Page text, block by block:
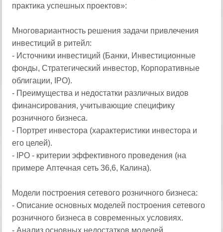
практика успешных проектов»:
Многовариантность решения задачи привлечения
инвестиций в ритейл:
- Источники инвестиций (Банки, Инвестиционные
фонды, Стратегический инвестор, Корпоративные
облигации, IPO).
- Преимущества и недостатки различных видов
финансирования, учитывающие специфику
розничного бизнеса.
- Портрет инвестора (характеристики инвестора и
его целей).
- IPO - критерии эффективного проведения (на
примере Аптечная сеть 36,6, Калина).
Модели построения сетевого розничного бизнеса:
- Описание основных моделей построения сетевого
розничного бизнеса в современных условиях.
- Анализ основных недостатков моделей